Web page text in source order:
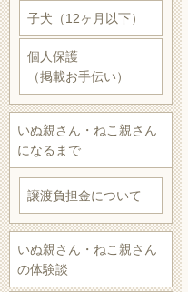
子犬（12ヶ月以下）
個人保護
（掲載お手伝い）
いぬ親さん・ねこ親さん
になるまで
譲渡負担金について
いぬ親さん・ねこ親さん
の体験談